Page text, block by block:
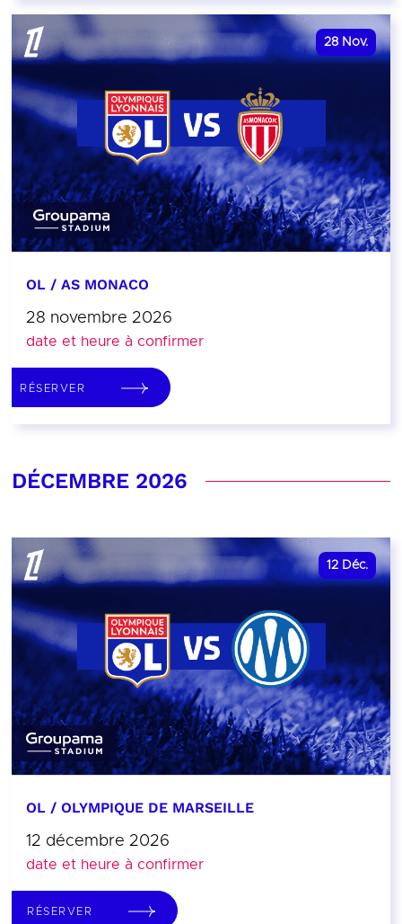
28 Nov.
OL / AS MONACO
28 novembre 2026
date et heure à confirmer
RÉSERVER
DÉCEMBRE 2026
12 Déc.
OL / OLYMPIQUE DE MARSEILLE
12 décembre 2026
date et heure à confirmer
RÉSERVER